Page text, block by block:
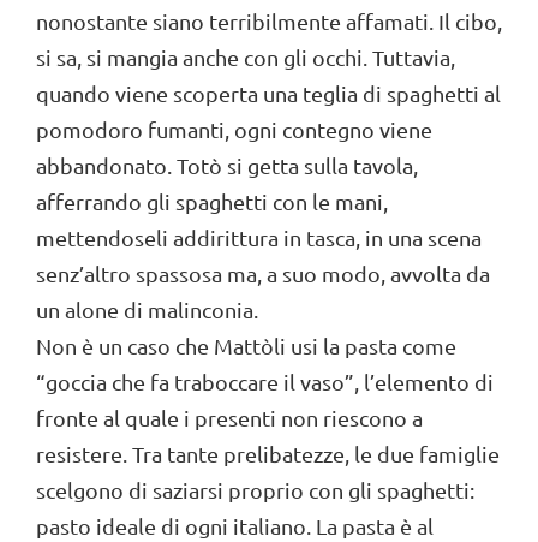
nonostante siano terribilmente affamati. Il cibo,
si sa, si mangia anche con gli occhi. Tuttavia,
quando viene scoperta una teglia di spaghetti al
pomodoro fumanti, ogni contegno viene
abbandonato. Totò si getta sulla tavola,
afferrando gli spaghetti con le mani,
mettendoseli addirittura in tasca, in una scena
senz’altro spassosa ma, a suo modo, avvolta da
un alone di malinconia.
Non è un caso che Mattòli usi la pasta come
“goccia che fa traboccare il vaso”, l’elemento di
fronte al quale i presenti non riescono a
resistere. Tra tante prelibatezze, le due famiglie
scelgono di saziarsi proprio con gli spaghetti:
pasto ideale di ogni italiano. La pasta è al